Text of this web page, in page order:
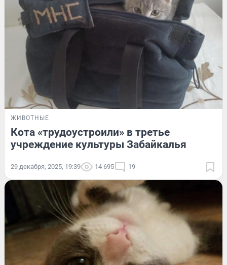
ЖИВОТНЫЕ
Кота «трудоустроили» в третье
учреждение культуры Забайкалья
29 декабря, 2025, 19:39 14 695 19